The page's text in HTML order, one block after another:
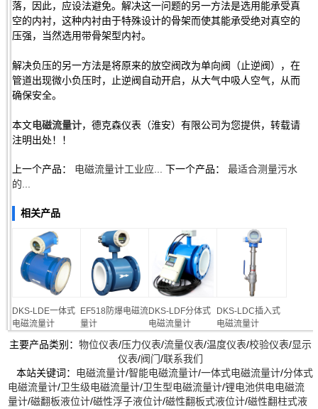
落，因此，应设法避免。解决这一问题的另一方法是选用能承受真
空的内衬，这种内衬由于特殊设计的骨架而使其能承受绝对真空的
压强，当然选用带骨架型内衬。
解决负压的另一方法是将原来的放空阀改为单向阀（止逆阀），在
管道出现微小负压时，止逆阀自动开启，从大气中吸人空气，从而
确保安全。
本文电磁流量计，德克森仪表（淮安）有限公司为您提供，转载请
注明出处！！
上一个产品： 电磁流量计工业应... 下一个产品： 最适合测量污水
的...
相关产品
DKS-LDE一体式
电磁流量计
EF518防爆电磁流
量计
DKS-LDF分体式
电磁流量计
DKS-LDC插入式
电磁流量计
主要产品类别： 物位仪表/压力仪表/流量仪表/温度仪表/校验仪表/显示
仪表/阀门/联系我们
本站关键词： 电磁流量计/智能电磁流量计/一体式电磁流量计/分体式
电磁流量计/卫生级电磁流量计/卫生型电磁流量计/锂电池供电电磁流
量计/磁翻板液位计/磁性浮子液位计/磁性翻板式液位计/磁性翻柱式液